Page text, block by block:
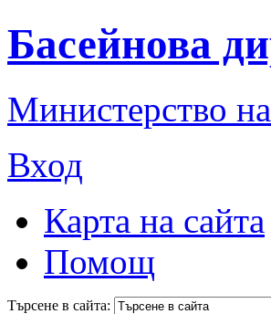
Басейнова
Министерство
Вход
Карта на сайта
Помощ
Търсене в сайта: